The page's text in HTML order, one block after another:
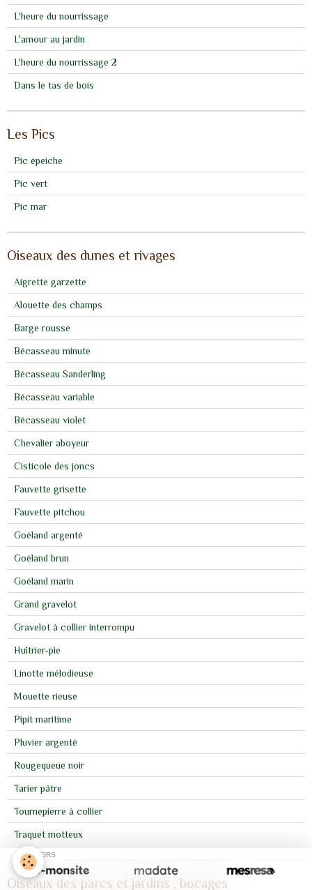
L'heure du nourrissage
L'amour au jardin
L'heure du nourrissage 2
Dans le tas de bois
Les Pics
Pic épeiche
Pic vert
Pic mar
Oiseaux des dunes et rivages
Aigrette garzette
Alouette des champs
Barge rousse
Bécasseau minute
Bécasseau Sanderling
Bécasseau variable
Bécasseau violet
Chevalier aboyeur
Cisticole des joncs
Fauvette grisette
Fauvette pitchou
Goéland argenté
Goéland brun
Goéland marin
Grand gravelot
Gravelot à collier interrompu
Huîtrier-pie
Linotte mélodieuse
Mouette rieuse
Pipit maritime
Pluvier argenté
Rougequeue noir
Tarier pâtre
Tournepierre à collier
Traquet motteux
Oiseaux des parcs et jardins , bocages
SPONSORS